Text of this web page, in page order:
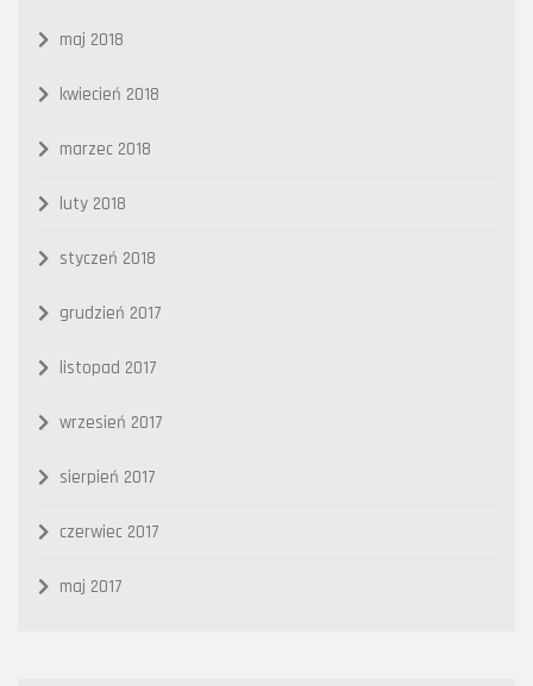
maj 2018
kwiecień 2018
marzec 2018
luty 2018
styczeń 2018
grudzień 2017
listopad 2017
wrzesień 2017
sierpień 2017
czerwiec 2017
maj 2017